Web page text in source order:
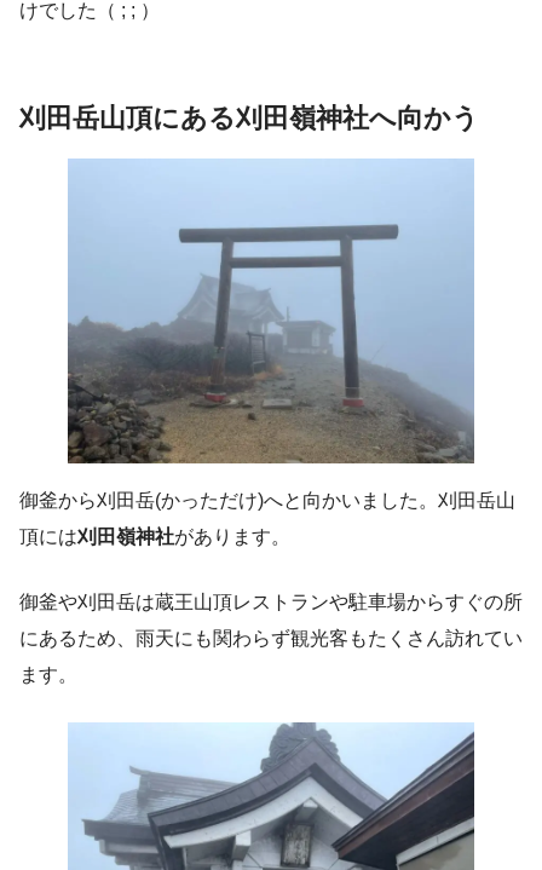
けでした（ ; ; ）
刈田 岳山頂にある刈田嶺神社へ向かう
御釜から刈田岳(かっただけ)へと向かいました。刈田岳山
頂には刈田嶺神社があります。
御釜や刈田岳は蔵王山頂レストランや駐車場からすぐの所
にあるため、雨天にも関わらず観光客もたくさん訪れてい
ます。